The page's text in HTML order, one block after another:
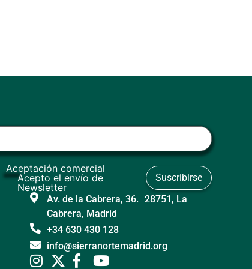
Aceptación comercial
Acepto el envío de
Newsletter
Av. de la Cabrera, 36. 28751, La
Cabrera, Madrid
+34 630 430 128
info@sierranortemadrid.org